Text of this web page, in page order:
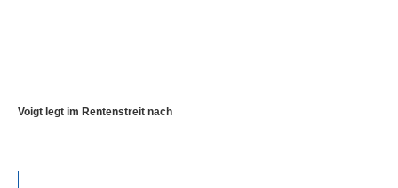
Voigt legt im Rentenstreit nach